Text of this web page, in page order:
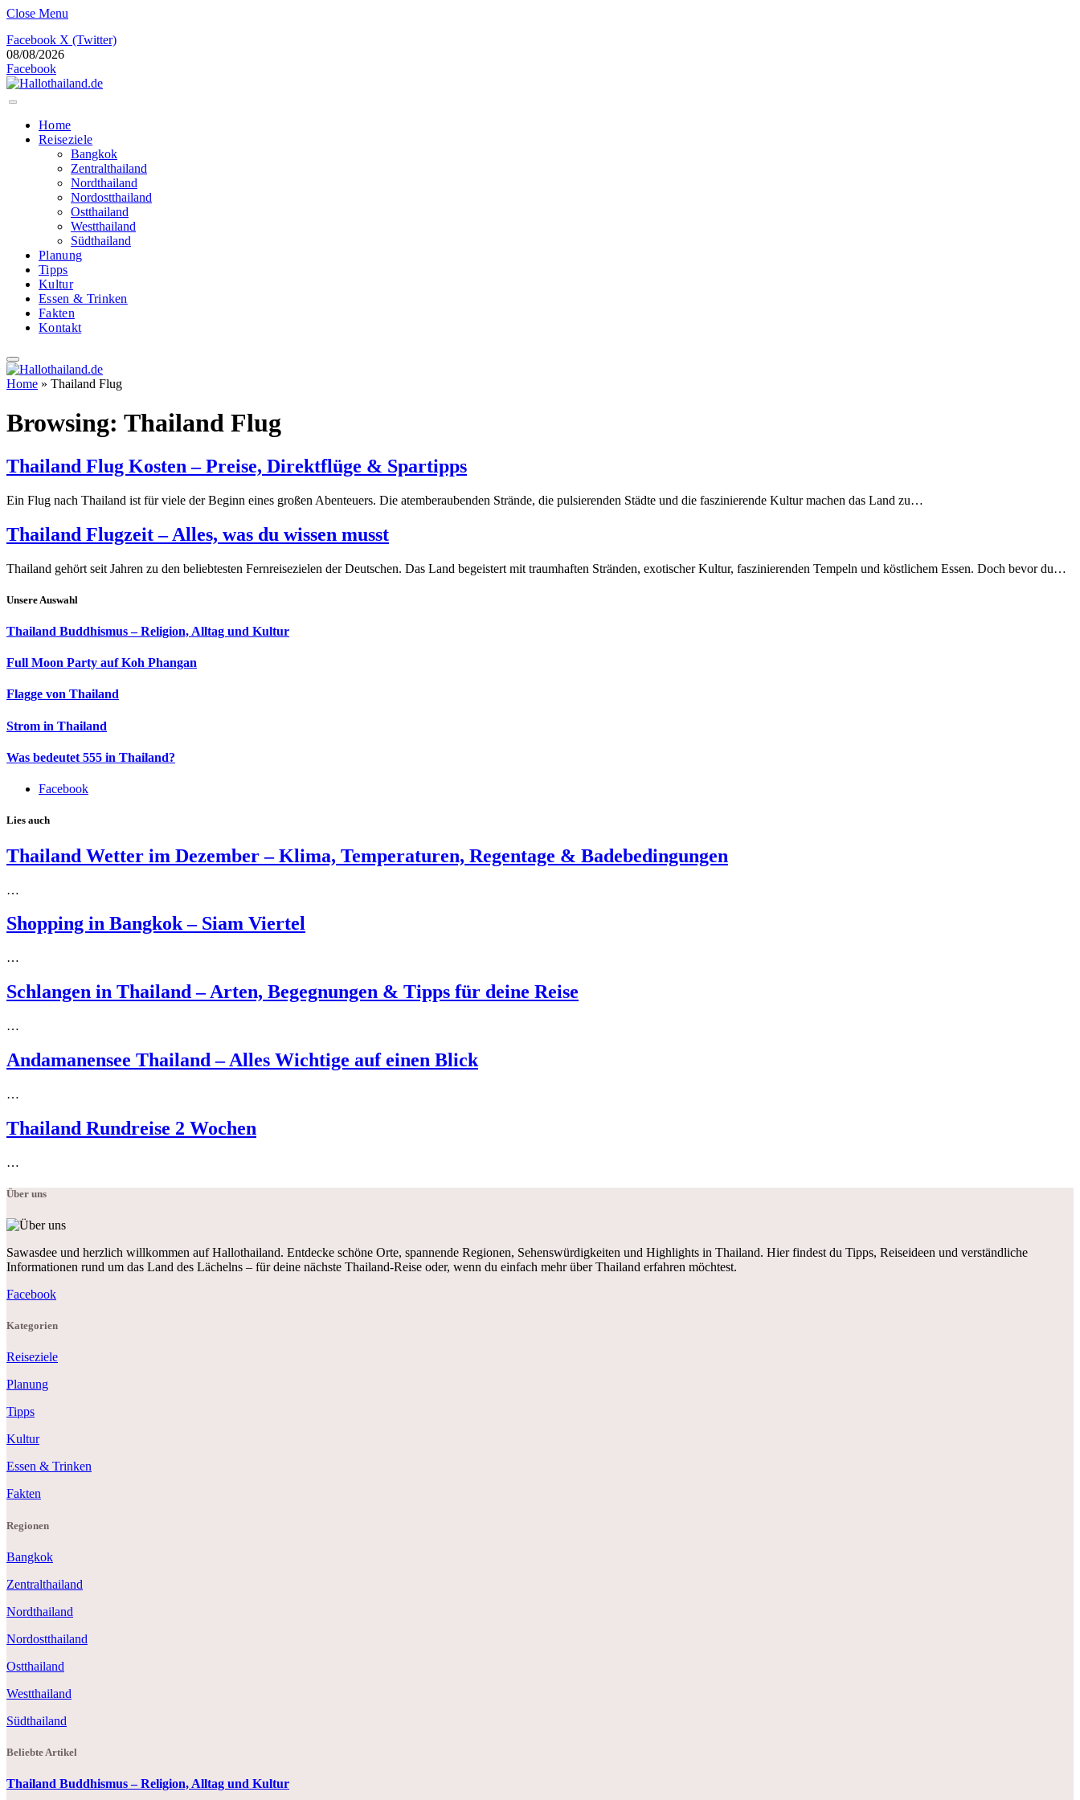
Close Menu
Facebook X (Twitter)
08/08/2026
Facebook
Home
Reiseziele
Bangkok
Zentralthailand
Nordthailand
Nordostthailand
Ostthailand
Westthailand
Südthailand
Planung
Tipps
Kultur
Essen & Trinken
Fakten
Kontakt
Home » Thailand Flug
Browsing: Thailand Flug
Thailand Flug Kosten – Preise, Direktflüge & Spartipps
Ein Flug nach Thailand ist für viele der Beginn eines großen Abenteuers. Die atemberaubenden Strände, die pulsierenden Städte und die faszinierende Kultur machen das Land zu…
Thailand Flugzeit – Alles, was du wissen musst
Thailand gehört seit Jahren zu den beliebtesten Fernreisezielen der Deutschen. Das Land begeistert mit traumhaften Stränden, exotischer Kultur, faszinierenden Tempeln und köstlichem Essen. Doch bevor du…
Unsere Auswahl
Thailand Buddhismus – Religion, Alltag und Kultur
Full Moon Party auf Koh Phangan
Flagge von Thailand
Strom in Thailand
Was bedeutet 555 in Thailand?
Facebook
Lies auch
Thailand Wetter im Dezember – Klima, Temperaturen, Regentage & Badebedingungen
…
Shopping in Bangkok – Siam Viertel
…
Schlangen in Thailand – Arten, Begegnungen & Tipps für deine Reise
…
Andamanensee Thailand – Alles Wichtige auf einen Blick
…
Thailand Rundreise 2 Wochen
…
Über uns
Sawasdee und herzlich willkommen auf Hallothailand. Entdecke schöne Orte, spannende Regionen, Sehenswürdigkeiten und Highlights in Thailand. Hier findest du Tipps, Reiseideen und verständliche
Informationen rund um das Land des Lächelns – für deine nächste Thailand-Reise oder, wenn du einfach mehr über Thailand erfahren möchtest.
Facebook
Kategorien
Reiseziele
Planung
Tipps
Kultur
Essen & Trinken
Fakten
Regionen
Bangkok
Zentralthailand
Nordthailand
Nordostthailand
Ostthailand
Westthailand
Südthailand
Beliebte Artikel
Thailand Buddhismus – Religion, Alltag und Kultur